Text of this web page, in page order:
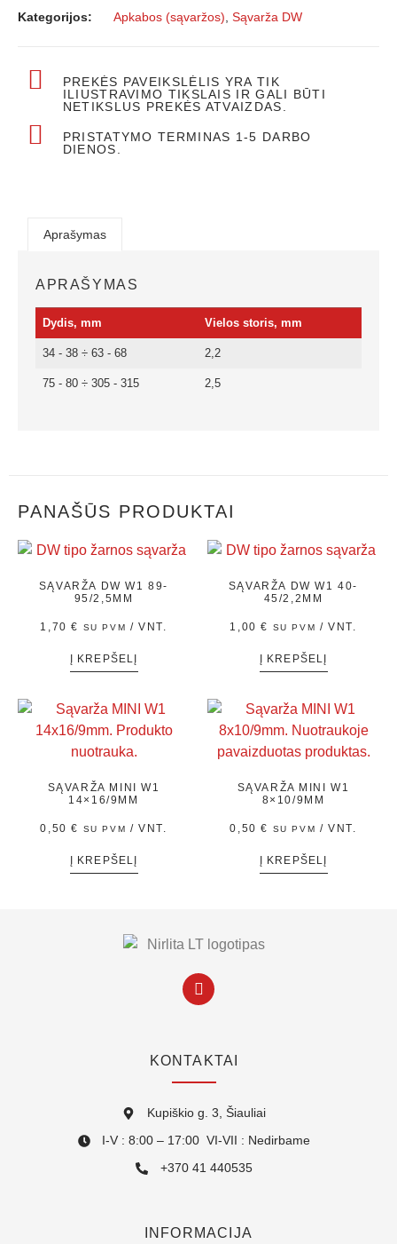
Kategorijos:
Apkabos (sąvaržos) Sąvarža DW
PREKĖS PAVEIKSLĖLIS YRA TIK
ILIUSTRAVIMO TIKSLAIS IR GALI BŪTI
NETIKSLUS PREKĖS ATVAIZDAS.
PRISTATYMO TERMINAS 1-5 DARBO
DIENOS.
Aprašymas
APRAŠYMAS
Dydis, mm Vielos storis, mm
34 - 38 ÷ 63 - 68 2,2
75 - 80 ÷ 305 - 315 2,5
PANAŠŪS PRODUKTAI
SĄVARŽA DW W1 89-
95/2,5MM
1,70€ SU PVM / VNT.
Į KREPŠELĮ
SĄVARŽA DW W1 40-
45/2,2MM
1,00€ SU PVM / VNT.
Į KREPŠELĮ
SĄVARŽA MINI W1
14×16/9MM
0,50€ SU PVM / VNT.
Į KREPŠELĮ
SĄVARŽA MINI W1
8×10/9MM
0,50€ SU PVM / VNT.
Į KREPŠELĮ
KONTAKTAI
Kupiškio g. 3, Šiauliai
I-V : 8:00 – 17:00 VI-VII : Nedirbame
+370 41 440535
INFORMACIJA